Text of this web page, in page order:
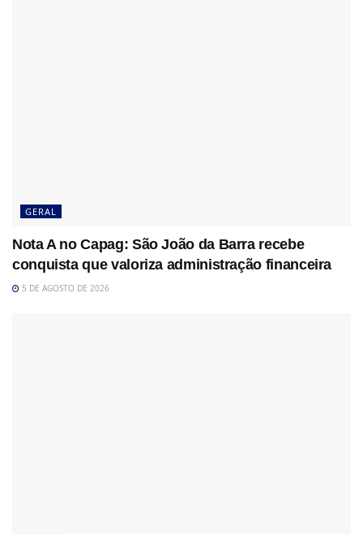
GERAL
Nota A no Capag: São João da Barra recebe
conquista que valoriza administração financeira
5 DE AGOSTO DE 2026